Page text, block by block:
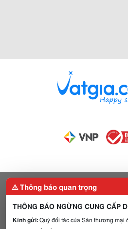
⚠️ Thông báo quan trọng
THÔNG BÁO NGỪNG CUNG CẤP
Kính gửi:Quý đối tác của Sàn thương mại